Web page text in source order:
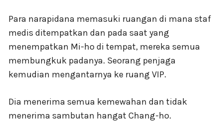
Para narapidana memasuki ruangan di mana staf
medis ditempatkan dan pada saat yang
menempatkan Mi-ho di tempat, mereka semua
membungkuk padanya. Seorang penjaga
kemudian mengantarnya ke ruang VIP.
Dia menerima semua kemewahan dan tidak
menerima sambutan hangat Chang-ho.